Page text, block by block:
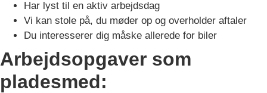
Har lyst til en aktiv arbejdsdag
Vi kan stole på, du møder op og overholder aftaler
Du interesserer dig måske allerede for biler
Arbejdsopgaver som
pladesmed: